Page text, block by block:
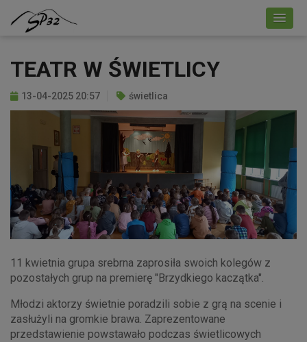
TEATR W ŚWIETLICY
13-04-2025 20:57 świetlica
11 kwietnia grupa srebrna zaprosiła swoich kolegów z
pozostałych grup na premierę "Brzydkiego kaczątka".
Młodzi aktorzy świetnie poradzili sobie z grą na scenie i
zasłużyli na gromkie brawa. Zaprezentowane
przedstawienie powstawało podczas świetlicowych